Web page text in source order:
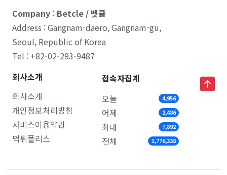
Company : Betcle / 벳클
Address : Gangnam-daero, Gangnam-gu,
Seoul, Republic of Korea
Tel : +82-02-293-9487
회사소개
회사소개
개인정보처리방침
서비스이용약관
먹튀폴리스
접속자집계
오늘
4,956
어제 2,486
최대 7,892
전체 1,776,338